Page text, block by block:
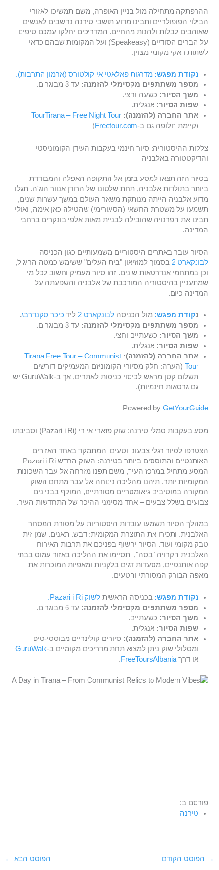
ההרפתקה מתחילה מול בניין האופרה, משם תמשיכו לאזורי
הבילוי הפופולריים ותבינו מדוע תושבי טירנה נחשבים לאנשים
שאוהבים לבלות ולהנות מהחיים. המדריכים יחלקו עמכם טיפים
על הברים הסודיים (Speakeasy) ועל המקומות שבהם כדאי
לשתות ראקי מקומי מצוין.
נקודת מפגש: מדרגות פאלאטי אי קולטורס (ארמון התרבות).
מספר משתתפים מקסימלי להזמנה: עד 8 מבוגרים.
משך הסיור: כשעה וחצי.
שפות הסיור: אנגלית.
אתר החברה (להזמנה): TourTirana – Free Night Tour
(קיימת חלופה גם ב-Freetour.com
)
צלקות ההיסטוריה: סיור חינמי בעקבות העידן הקומוניסטי
והדיקטטורה באלבניה
בסיור הזה תצאו למסע בזמן אל התקופה האפלה והמבודדת
ביותר בתולדות אלבניה, תחת שלטונו של הרודן אנוור הוג'ה. תגלו
מדוע אלבניה הייתה מנותקת משאר העולם במשך עשרות שנים,
תשמעו על משטרת החשאי (הסיגורימי) שהטילה כאן אימה, ואולי
תבינו את הפרנויה שהובילה לבניית מאות אלפי בונקרים ברחבי
המדינה.
הסיור עובר באתרים היסטוריים משמעותיים כגון הכניסה
לבונקארט 2
בסמוך למוזיאון "בית העלים" ששימש כמטה הריגול,
וכן במתחמי אנדרטאות שונים. זהו סיור מעמיק וחשוב לכל מי
שמתעניין בהיסטוריה המורכבת של אלבניה והשפעתה על
המדינה כיום.
נקודת מפגש: מול הכניסהלבונקארט 2 ליד כיכר סקנדרבג.
מספר משתתפים מקסימלי להזמנה: עד 8 מבוגרים.
משך הסיור: כשעתיים וחצי.
שפות הסיור: אנגלית.
אתר החברה (להזמנה): Tirana Free Tour – Communist
Tour (הערה: חלק מסיורי הקומוניזם המעמיקים דורשים
תשלום קטן מראש לכיסוי כניסות לאתרים, אך ב-GuruWalk יש
גם גרסאות חינמיות).
Powered by GetYourGuide
מסע בעקבות סמלי טירנה: שוק פזארי אי רי (Pazari i Ri) וסביבתו
הצטרפו לסיור רגלי צבעוני וטעים, המתמקד באחד האזורים
האותנטיים והתוססים ביותר בטירנה: השוק החדש Pazari i Ri.
המסע מתחיל במרכז העיר, משם תפנו מזרחה אל עבר השכונות
המקומיות יותר. תיהנו מהליכה נינוחה אל עבר מתחם השוק
המקורה במוטיבים גיאומטריים מסורתיים, המוקף בבניינים
צבועים בשלל צבעים – אחד מסימני ההיכר של התחדשות העיר.
במהלך הסיור תשמעו עובדות היסטוריות על מסורת המסחר
האלבנית, ותכירו את התוצרת המקומית: דבש, תאנים, שמן זית,
טבק מקומי ועוד. הסיור יחשוף בפניכם את תרבות האירוח
האלבנית הקרויה "בסה", ותסיימו את ההליכה באזור עמוס בבתי
קפה אותנטיים, מסעדות דגים בלקניות ומאפיות המוכרות את
מאפה הבורק המסורתי והטעים.
נקודת מפגש: בכניסה הראשיתלשוק Pazari i Ri.
מספר משתתפים מקסימלי להזמנה: עד 6 מבוגרים.
משך הסיור: כשעתיים.
שפות הסיור: אנגלית.
אתר החברה (להזמנה): סיורים קולינריים מבוססי-טיפ
ומסלולי שוק ניתן למצוא תחת מדריכים מקומיים ב-GuruWalk
או דרךFreeToursAlbania
.
פורסם ב:
טירנה
→ הפוסט הקודם הפוסט הבא ←